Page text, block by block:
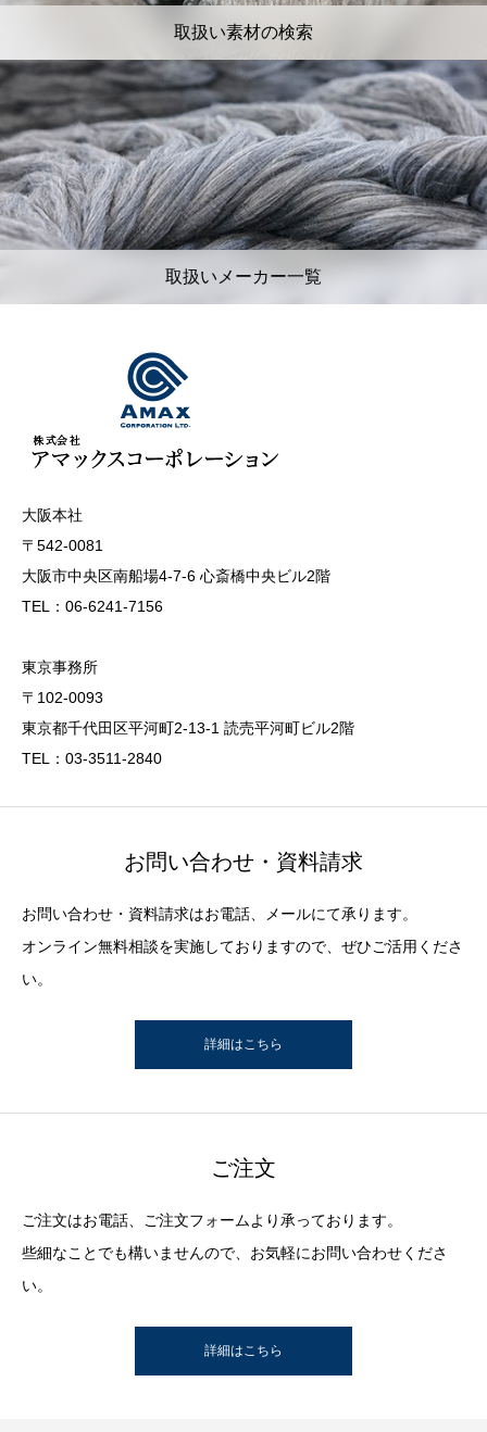
取扱い素材の検索
取扱いメーカー一覧
大阪本社
〒542-0081
大阪市中央区南船場4-7-6 心斎橋中央ビル2階
TEL：06-6241-7156
東京事務所
〒102-0093
東京都千代田区平河町2-13-1 読売平河町ビル2階
TEL：03-3511-2840
お問い合わせ・資料請求
お問い合わせ・資料請求はお電話、メールにて承ります。
オンライン無料相談を実施しておりますので、ぜひご活用くださ
い。
詳細はこちら
ご注文
ご注文はお電話、ご注文フォームより承っております。
些細なことでも構いませんので、お気軽にお問い合わせくださ
い。
詳細はこちら